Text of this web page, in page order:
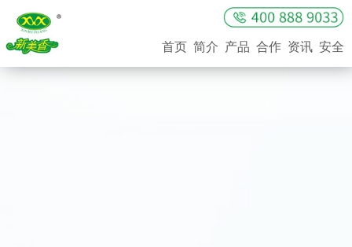
首页 简介 产品 合作 资讯 安全